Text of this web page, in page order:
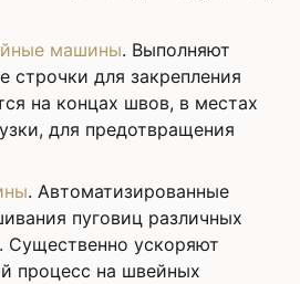
машины. Выполняют
строчки для закрепления
на концах швов, в местах
для предотвращения
. Автоматизированные
пуговиц различных
ускоряют
процесс на швейных